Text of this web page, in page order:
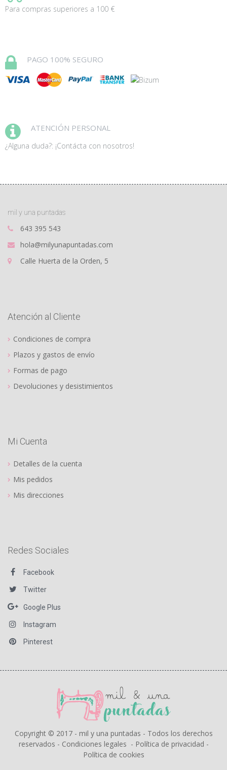
Para compras superiores a 100 €
PAGO 100% SEGURO
ATENCIÓN PERSONAL
¿Alguna duda?: ¡Contácta con nosotros!
mil y una puntadas
643 395 543
hola@milyunapuntadas.com
Calle Huerta de la Orden, 5
Atención al Cliente
Condiciones de compra
Plazos y gastos de envío
Formas de pago
Devoluciones y desistimientos
Mi Cuenta
Detalles de la cuenta
Mis pedidos
Mis direcciones
Redes Sociales
Facebook
Twitter
Google Plus
Instagram
Pinterest
Copyright © 2017 - mil y una puntadas - Todos los derechos
reservados - Condiciones legales - Política de privacidad -
Política de cookies